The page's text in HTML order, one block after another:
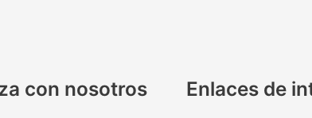
con nosotros Enlaces de